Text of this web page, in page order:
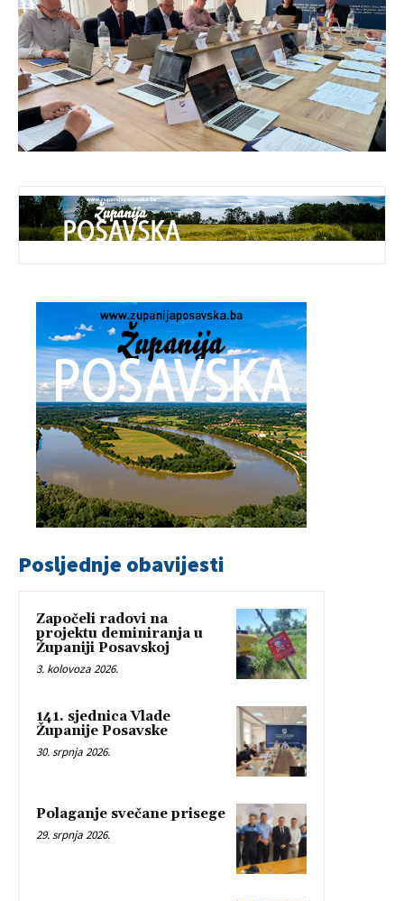
Posljednje obavijesti
Započeli radovi na
projektu deminiranja u
Županiji Posavskoj
3. kolovoza 2026.
141. sjednica Vlade
Županije Posavske
30. srpnja 2026.
Polaganje svečane prisege
29. srpnja 2026.